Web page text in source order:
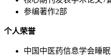
参编著作2部
个人荣誉
中国中医药信息学会睡